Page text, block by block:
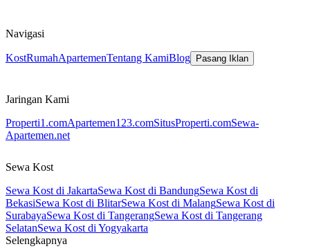
Navigasi
KostRumahApartemenTentang KamiBlog Pasang Iklan
Jaringan Kami
Properti1.comApartemen123.comSitusProperti.comSewa-
Apartemen.net
Sewa Kost
Sewa Kost di JakartaSewa Kost di BandungSewa Kost di
BekasiSewa Kost di BlitarSewa Kost di MalangSewa Kost di
SurabayaSewa Kost di TangerangSewa Kost di Tangerang
SelatanSewa Kost di Yogyakarta
Selengkapnya